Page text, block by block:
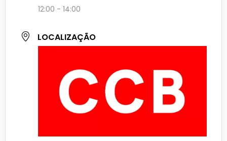
12:00 - 14:00
LOCALIZAÇÃO